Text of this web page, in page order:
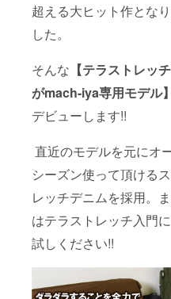
超える大ヒット作とな
した。
そんな 【テラストレッ
がmach-iya専用モデル】
デビューします!!
直近のモデルを元にオ
シーズン使って頂ける
レッチデニムを採用。
はテラストレッチ入門
試しください!!